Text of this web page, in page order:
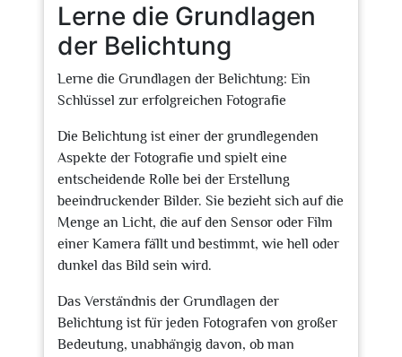
Lerne die Grundlagen
der Belichtung
Lerne die Grundlagen der Belichtung: Ein
Schlüssel zur erfolgreichen Fotografie
Die Belichtung ist einer der grundlegenden
Aspekte der Fotografie und spielt eine
entscheidende Rolle bei der Erstellung
beeindruckender Bilder. Sie bezieht sich auf die
Menge an Licht, die auf den Sensor oder Film
einer Kamera fällt und bestimmt, wie hell oder
dunkel das Bild sein wird.
Das Verständnis der Grundlagen der
Belichtung ist für jeden Fotografen von großer
Bedeutung, unabhängig davon, ob man